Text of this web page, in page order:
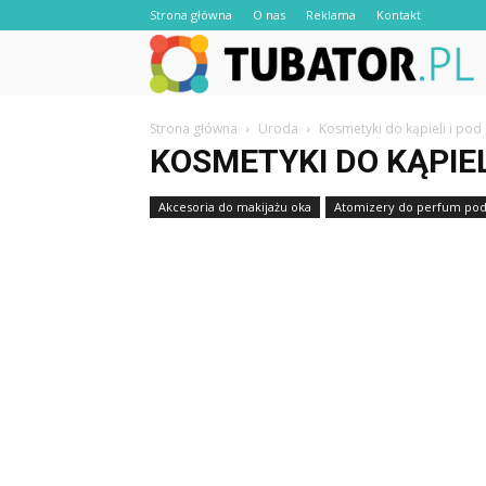
Strona główna O nas Reklama Kontakt
Strona główna Uroda Kosmetyki do kąpieli i pod
KOSMETYKI DO
Akcesoria do makijażu oka Atomizery do perfum